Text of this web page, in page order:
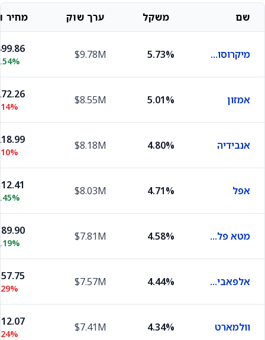
שם משקל ערך שוק מחיר
מיקרוסופט 5.73%
$9.78M
אמזון 5.01%
$8.55M
אנבידיה 4.80%
$8.18M
אפל 4.71%
$8.03M
מטא פלטפורמס 4.58%
$7.81M
אלפאבית A 4.44%
$7.57M
וולמארט 4.34%
$7.41M